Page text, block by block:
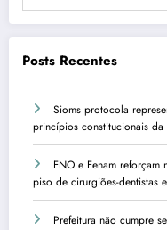
Posts Recentes
Sioms protocola
princípios constitucionais
FNO e Fenam
piso de cirurgiões-dentistas
Prefeitura não cumpre